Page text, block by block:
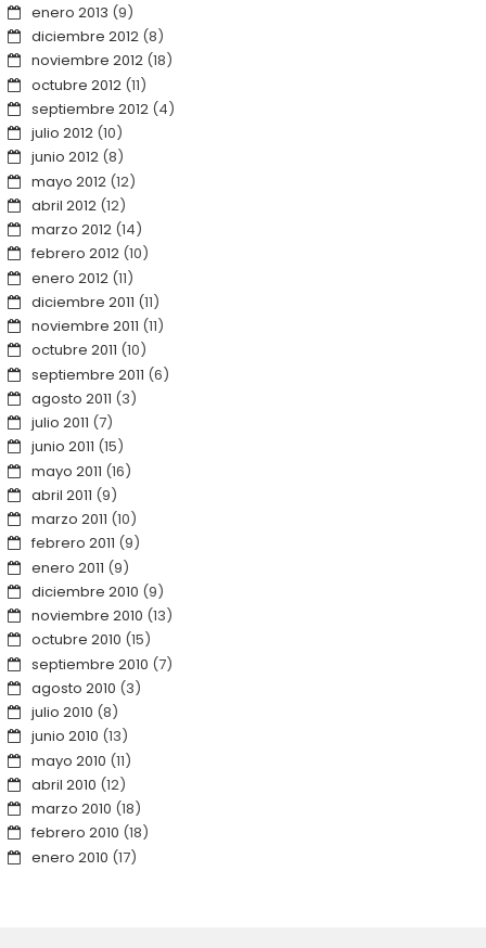
enero 2013 (9)
diciembre 2012(8)
noviembre 2012(18)
octubre 2012(11)
septiembre 2012(4)
julio 2012(10)
junio 2012(8)
mayo 2012(12)
abril 2012(12)
marzo 2012(14)
febrero 2012(10)
enero 2012(11)
diciembre 2011 (11)
noviembre 2011 (11)
octubre 2011 (10)
septiembre 2011 (6)
agosto 2011 (3)
julio 2011 (7)
junio 2011 (15)
mayo 2011 (16)
abril 2011 (9)
marzo 2011 (10)
febrero 2011 (9)
enero 2011 (9)
diciembre 2010 (9)
noviembre 2010 (13)
octubre 2010 (15)
septiembre 2010 (7)
agosto 2010 (3)
julio 2010 (8)
junio 2010 (13)
mayo 2010 (11)
abril 2010 (12)
marzo 2010 (18)
febrero 2010 (18)
enero 2010 (17)